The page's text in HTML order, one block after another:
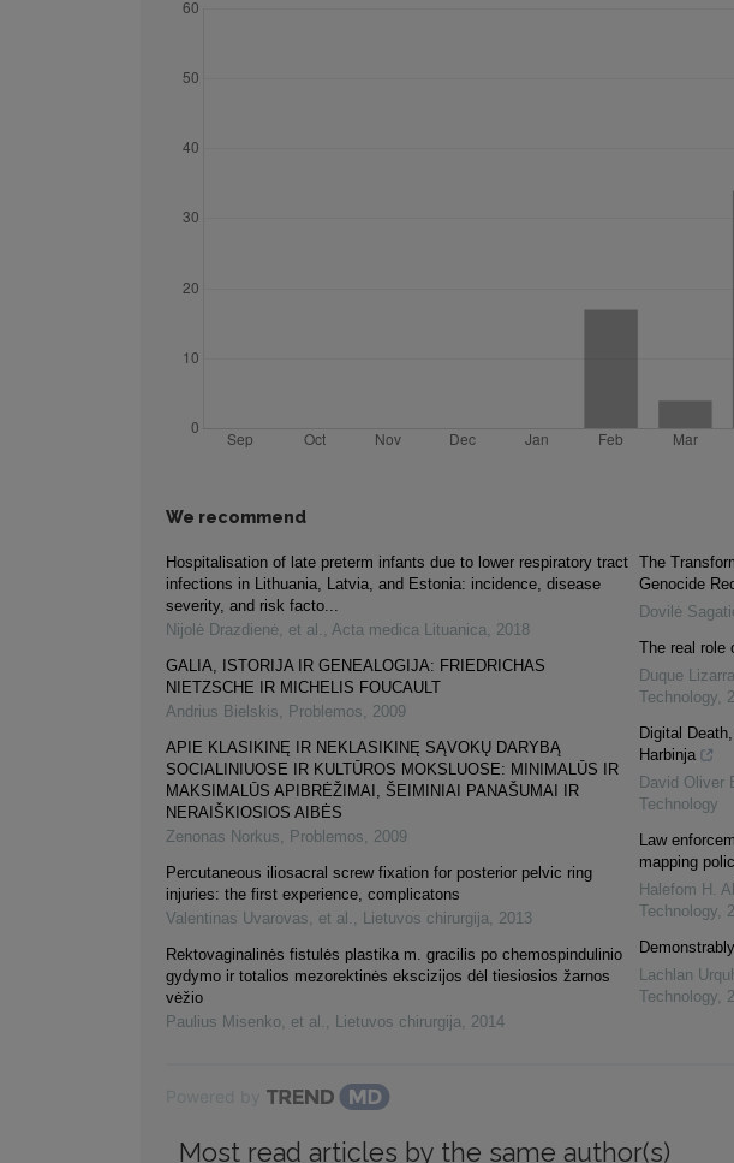
We recommend
Hospitalisation of late preterm infants due to lower respiratory tract
infections in Lithuania, Latvia, and Estonia: incidence, disease
severity, and risk facto...
Nijolė Drazdienė, et al. , Acta medica Lituanica, 2018
GALIA, ISTORIJA IR GENEALOGIJA: FRIEDRICHAS
NIETZSCHE IR MICHELIS FOUCAULT
Andrius Bielskis, Problemos, 2009
APIE KLASIKINĘ IR NEKLASIKINĘ SĄVOKŲ DARYBĄ
SOCIALINIUOSE IR KULTŪROS MOKSLUOSE: MINIMALŪS IR
MAKSIMALŪS APIBRĖŽIMAI, ŠEIMINIAI PANAŠUMAI IR
NERAIŠKIOSIOS AIBĖS
Zenonas Norkus, Problemos, 2009
Percutaneous iliosacral screw fixation for posterior pelvic ring
injuries: the first experience, complicatons
Valentinas Uvarovas, et al. , Lietuvos chirurgija, 2013
Rektovaginalinės fistulės plastika m. gracilis po chemospindulinio
gydymo ir totalios mezorektinės ekscizijos dėl tiesiosios žarnos
vėžio
Paulius Misenko, et al. , Lietuvos chirurgija, 2014
The
Genocide
Dovilė
The real role
Duque
Technology,
Digital
Harbinja
David Oliver
Technology
Law
mapping
Halefom H.
Technology,
Lachlan
Technology,
Most read articles by the same author(s)